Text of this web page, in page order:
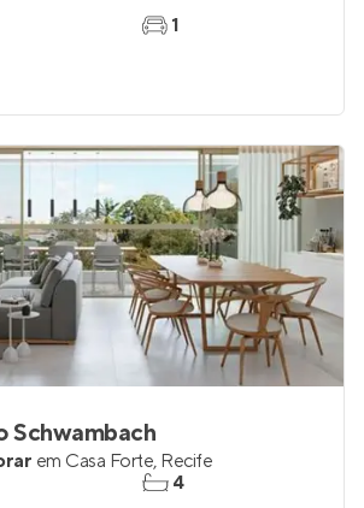
1
Schwambach
em Casa Forte, Recife
4